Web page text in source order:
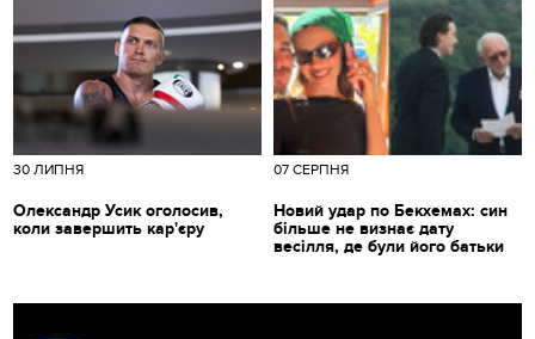
30 ЛИПНЯ
Олександр Усик оголосив,
коли завершить кар'єру
07 СЕРПНЯ
Новий удар по Бекхемах: син
більше не визнає дату
весілля, де були його батьки